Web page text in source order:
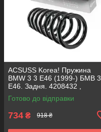
ACSUSS Korea! Пружина
BMW 3 3 E46 (1999-) БМВ 3
Е46. Задня. 4208432 ,
RX6200 , 996723. Аксусс
Корея
Готово до відправки
734 ₴ 918 ₴